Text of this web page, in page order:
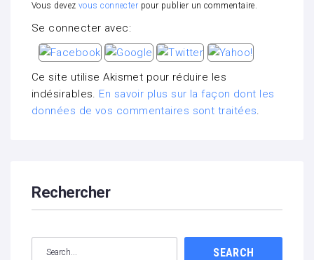
Vous devez vous connecter pour publier un commentaire.
Se connecter avec:
Ce site utilise Akismet pour réduire les
indésirables. En savoir plus sur la façon dont les
données de vos commentaires sont traitées.
Rechercher
SEARCH